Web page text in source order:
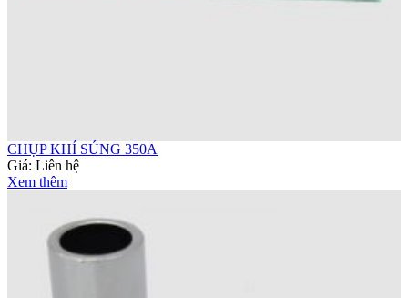
CHỤP KHÍ SÚNG 350A
Giá: Liên hệ
Xem thêm